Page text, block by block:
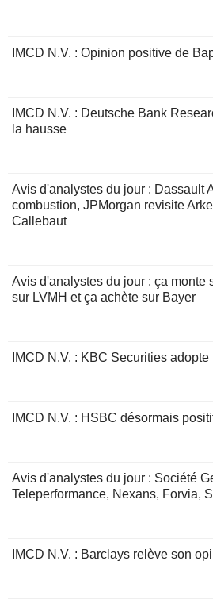
IMCD N.V. : Opinion positive de
IMCD N.V. : Deutsche Bank
la hausse
Avis d'analystes du jour : Dassault
combustion, JPMorgan revisite
Callebaut
Avis d'analystes du jour : ça monte
sur LVMH et ça achète sur Bayer
IMCD N.V. : KBC Securities
IMCD N.V. : HSBC désormais
Avis d'analystes du jour : Société
Teleperformance, Nexans, Forvia,
IMCD N.V. : Barclays relève son